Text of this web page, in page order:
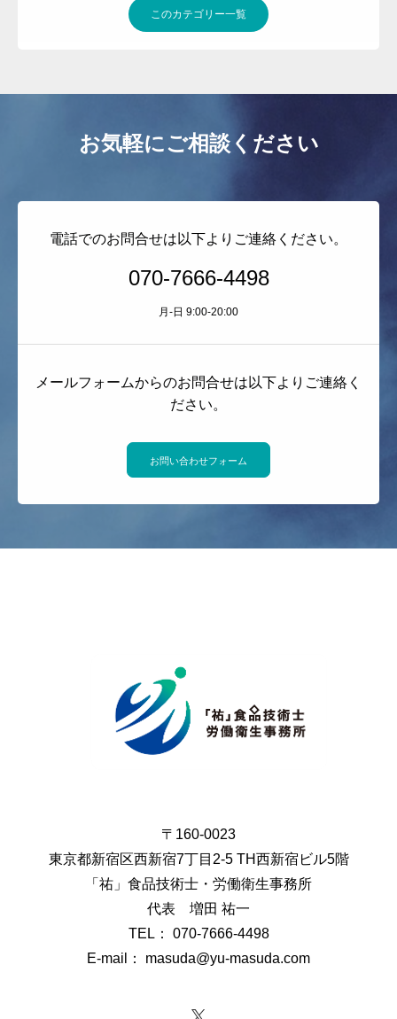
このカテゴリー一覧
お気軽にご相談ください
電話でのお問合せは以下よりご連絡ください。
070-7666-4498
月-日 9:00-20:00
メールフォームからのお問合せは以下よりご連絡く
ださい。
お問い合わせフォーム
〒160-0023
東京都新宿区西新宿7丁目2-5 TH西新宿ビル5階
「祐」食品技術士・労働衛生事務所
代表 増田 祐一
TEL： 070-7666-4498
E-mail： masuda@yu-masuda.com